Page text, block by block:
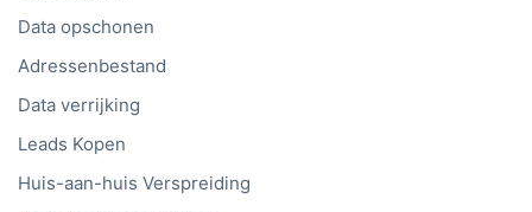
Data opschonen
Adressenbestand
Data verrijking
Leads Kopen
Huis-aan-huis Verspreiding